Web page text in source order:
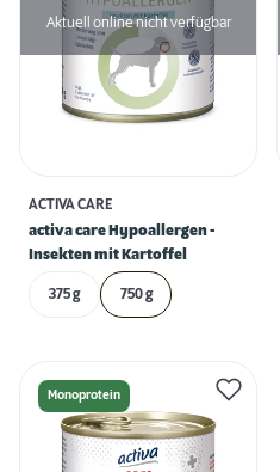
Aktuell online nicht verfügbar
ACTIVA CARE
activa care Hypoallergen -
Insekten mit Kartoffel
375 g 750 g
Monoprotein